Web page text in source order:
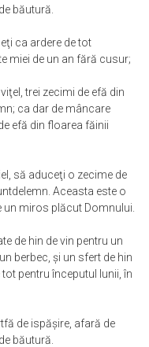
băutură.
ca ardere de tot
miei de un an fără cusur;
trei zecimi de efă din
ca dar de mâncare
efă din floarea făinii
să aduceţi o zecime de
Aceasta este o
un miros plăcut Domnului.
de hin de vin pentru un
berbec, şi un sfert de hin
pentru începutul lunii, în
de ispăşire, afară de
băutură.